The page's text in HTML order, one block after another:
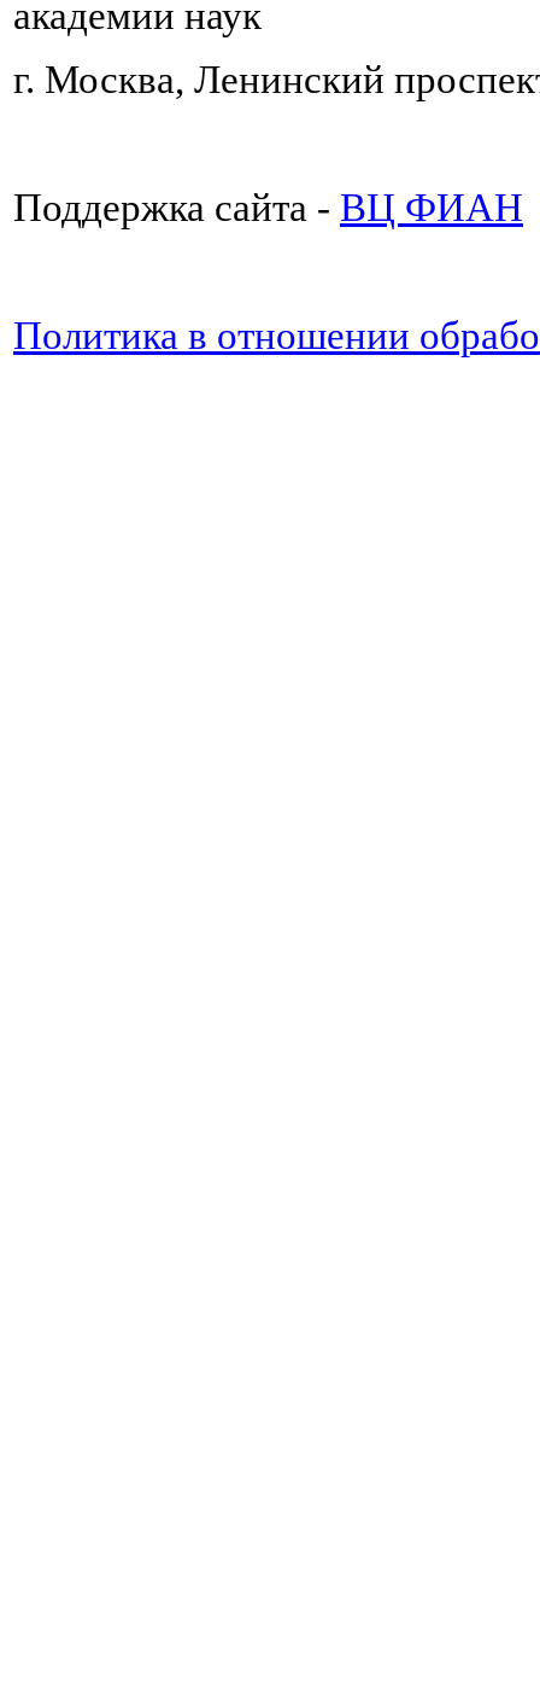
академии наук
г. Москва, Ленинский
Поддержка сайта - ВЦ ФИАН
Политика в отношении